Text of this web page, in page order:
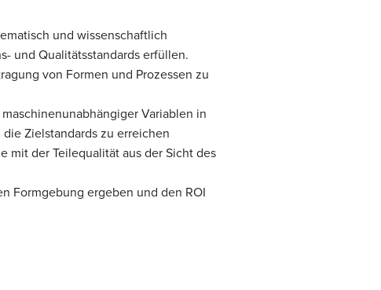
und wissenschaftlich
und Qualitätsstandards erfüllen.
von Formen und Prozessen zu
Variablen in
Zielstandards zu erreichen
mit der Teilequalität aus der Sicht des
Formgebung ergeben und den ROI